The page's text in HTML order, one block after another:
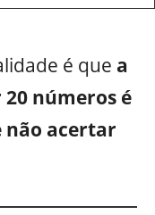
é que a
números é
não acertar